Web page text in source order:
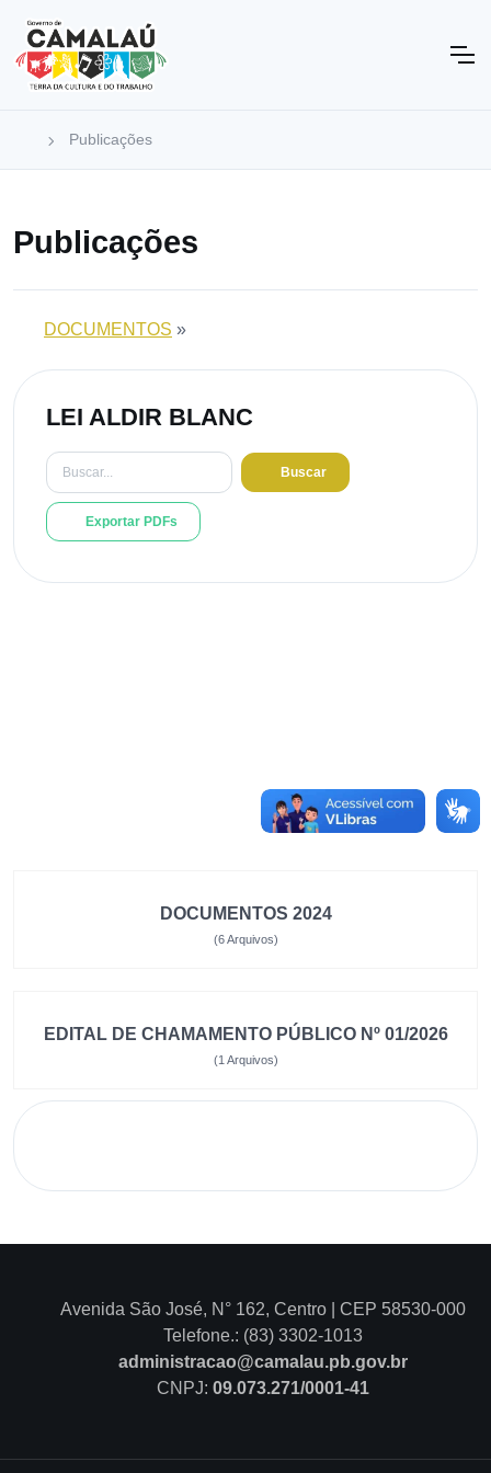
Publicações
Publicações
DOCUMENTOS »
LEI ALDIR BLANC
Buscar
Exportar PDFs
DOCUMENTOS 2024
(6 Arquivos)
EDITAL DE CHAMAMENTO PÚBLICO Nº 01/2026
(1 Arquivos)
Avenida São José, N° 162, Centro | CEP 58530-000
Telefone.: (83) 3302-1013
administracao@camalau.pb.gov.br
CNPJ: 09.073.271/0001-41